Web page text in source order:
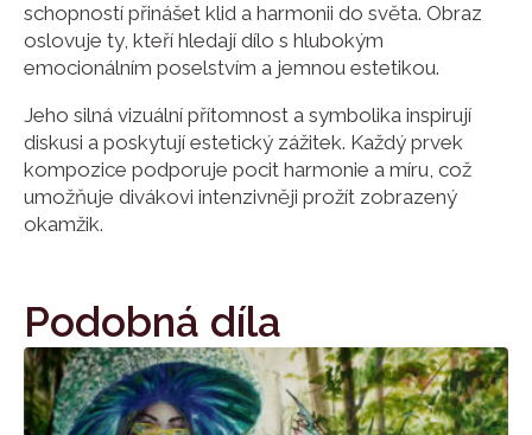
schopností přinášet klid a harmonii do světa. Obraz
oslovuje ty, kteří hledají dílo s hlubokým
emocionálním poselstvím a jemnou estetikou.
Jeho silná vizuální přítomnost a symbolika inspirují
diskusi a poskytují estetický zážitek. Každý prvek
kompozice podporuje pocit harmonie a míru, což
umožňuje divákovi intenzivněji prožít zobrazený
okamžik.
Podobná díla